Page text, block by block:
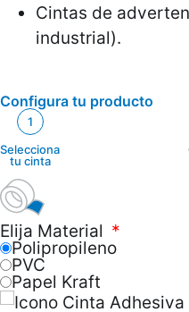
Cintas de
industrial).
Configura tu producto
1
Selecciona
tu cinta
Elija Material
Polipropileno
PVC
Papel Kraft